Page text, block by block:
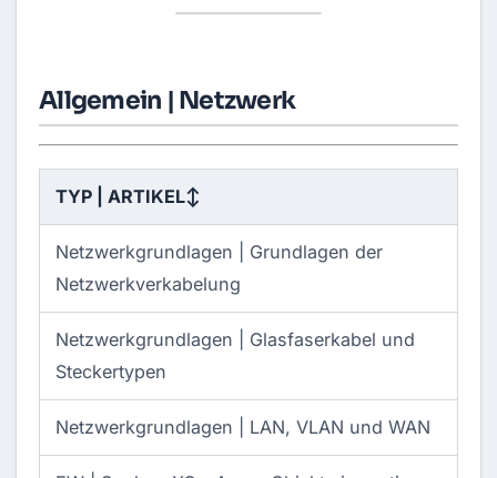
Allgemein | Netzwerk
TYP | ARTIKEL↕
Netzwerkgrundlagen | Grundlagen der
Netzwerkverkabelung
Netzwerkgrundlagen | Glasfaserkabel und
Steckertypen
Netzwerkgrundlagen | LAN, VLAN und WAN